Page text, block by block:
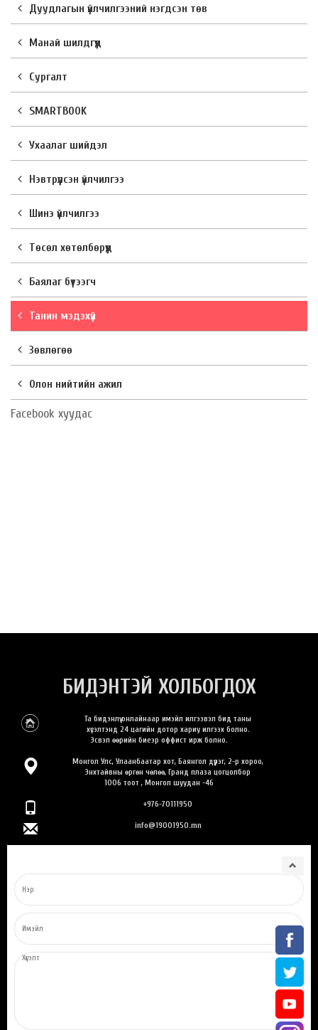
Дуудлагын үйлчилгээний нэгдсэн төв
Манай шилдгүүд
Сургалт
SMARTBOOK
Ухаалаг шийдэл
Нэвтрүүлсэн үйлчилгээ
Шинэ үйлчилгээ
Төсөл хөтөлбөрүүд
Баялаг бүтээгч
Танин мэдэхүй
Зөвлөгөө
Олон нийтийн ажил
Facebook хуудас
БИДЭНТЭЙ ХОЛБОГДОХ
Та бидэнлүү онлайнаар имэйл илгээвэл бид таны
хүсэлтэнд 24 цагийн дотор хариу илгээх болно.
Эсвэл өөрийн биеэр оффист ирж болно.
Монгол Улс, Улаанбаатар хот, Баянгол дүүрэг, 2-р хороо,
Энхтайвны өргөн чөлөө, Гранд плаза цогцолбор
1006 тоот , Монгол шуудан -46
+976-70111950
info@19001950.mn